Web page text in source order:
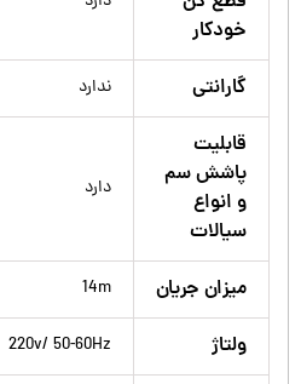
خودکار
گارانتی ندارد
قابلیت
پاشش سم
و انواع
سیالات
دارد
میزان جریان 14m
ولتاژ 220v/ 50-60Hz